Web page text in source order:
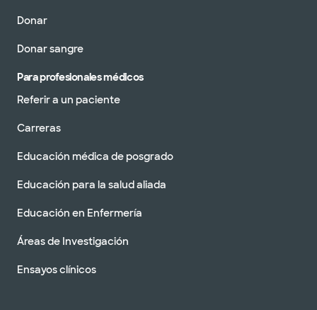
Donar
Donar sangre
Para profesionales médicos
Referir a un paciente
Carreras
Educación médica de posgrado
Educación para la salud aliada
Educación en Enfermería
Áreas de Investigación
Ensayos clínicos